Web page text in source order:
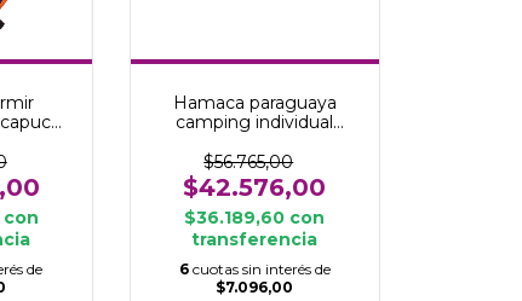
con
de
Hamaca paraguaya
camping individual
$56.765,00
$42.576,00
$36.189,60 con
transferencia
6 cuotas sin interés de
$7.096,00